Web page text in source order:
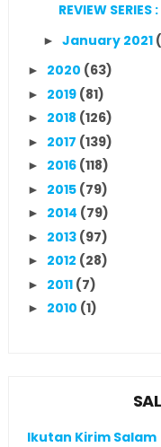
REVIEW
► January 2021
► 2020 (63)
► 2019 (81)
► 2018 (126)
► 2017 (139)
► 2016 (118)
► 2015 (79)
► 2014 (79)
► 2013 (97)
► 2012 (28)
► 2011 (7)
► 2010 (1)
Ikutan Kirim Salam